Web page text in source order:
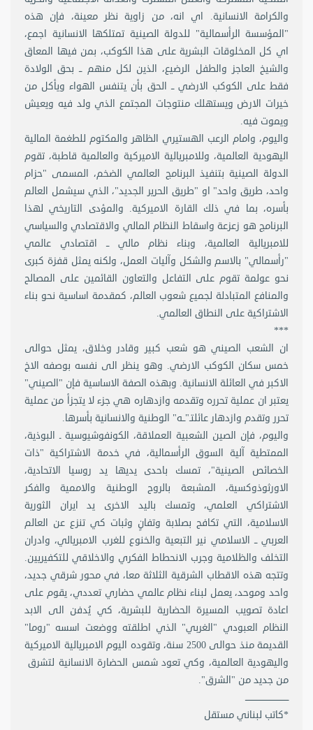
والكرامة الانسانية. اي انه، من زاوية نظر معينة، فإن هذه
"المؤسسة الرأسمالية" للدولة الصينية تمتلكها الانسانية اجمع،
اي كل المخلوقات البشرية على هذا الكوكب، بمن فيها المعاق
والشيخ العاجز والطفل الرضيع، الذين لكل منهم ــ بحق الولادة
فقط على الكوكب الارضي ــ الحق بأن يتنفس الهواء ويأكل من
خيرات الارض ويستهلك منتوجات المجتمع الذي ولد فيه ويعيش
ويموت فيه.
واليوم، وامام الرعب الهستيري الظاهر والمكتوم للطغمة المالية
اليهودية العالمية، وللامبريالية الاميركية والعالمية قاطبة، تقوم
الدولة الصينية بتنفيذ البرنامج العالمي الضخم، المسمى "حزام
واحد، طريق واحد" او "طريق الحرير الجديد"، الذي سيشمل العالم
بأسره، بما في ذلك القارة الاميركية. والمؤدى التاريخي لهذا
البرنامج هو زعزعة واسقاط النظام المالي والاقتصادي والسياسي
للامبريالية العالمية، وبناء نظام مالي ــ اقتصادي عالمي
"رأسمالي" بالاسم والشكل وآليات العمل، ولكنه يمثل قفزة كبرى
نحو عولمة تقوم على التفاعل والتعاون القائمين على المصالح
والمنافع المتبادلة لجميع شعوب العالم، كمقدمة اساسية نحو بناء
الاشتراكية على النطاق العالمي.
***
ان الشعب الصيني هو شعب كبير وقادر وخلاق، يمثل حوالى
خمس سكان الكوكب الارضي. وهو ينظر الى نفسه بوصفه الاخ
الاكبر في العائلة الانسانية. وبهذه الصفة الاساسية فإن "الصيني"
يعتبر ان عملية تحرره وتقدمه وازدهاره هي جزء لا يتجزأ من عملية
تحرر وتقدم وازدهار عائلتـ"ــه" الوطنية والانسانية بأسرها.
واليوم، فإن الصين الشعبية العملاقة، الكونفوشيوسية ـ البوذية،
الممتطية آلية السوق الرأسمالية، في خدمة الاشتراكية "ذات
الخصائص الصينية"، تمسك باحدى يديها يد روسيا الاتحادية،
الاورثوذوكسية، المشبعة بالروح الوطنية والاممية والفكر
الاشتراكي العلمي، وتمسك باليد الاخرى يد ايران الثورية
الاسلامية، التي تكافح بصلابة وتفانٍ وثبات كي تنزع عن العالم
العربي ــ الاسلامي نير التبعية والخنوع للغرب الامبريالي، وادران
التخلف والظلامية وجرب الانحطاط الفكري والاخلاقي للتكفيريين.
وتتجه هذه الاقطاب الشرقية الثلاثة معا، في محور شرقي جديد،
واحد وموحد، يعمل لبناء نظام عالمي حضاري تعددي، يقوم على
اعادة تصويب المسيرة الحضارية للبشرية، كي يُدفن الى الابد
النظام العبودي "الغربي" الذي اطلقته ووضعت اسسه "روما"
القديمة منذ حوالى 2500 سنة، وتقوده اليوم الامبريالية الاميركية
واليهودية العالمية، وكي تعود شمس الحضارة الانسانية لتشرق
من جديد من "الشرق".
ـــــــــــــــــــــــــــــــ
*كاتب لبناني مستقل